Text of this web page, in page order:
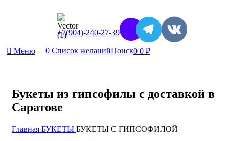
+7(904)-240-27-39
Меню 0 Список желанийПоиск0 0 ₽
Букеты из гипсофилы с доставкой в
Саратове
Главная БУКЕТЫ БУКЕТЫ С ГИПСОФИЛОЙ